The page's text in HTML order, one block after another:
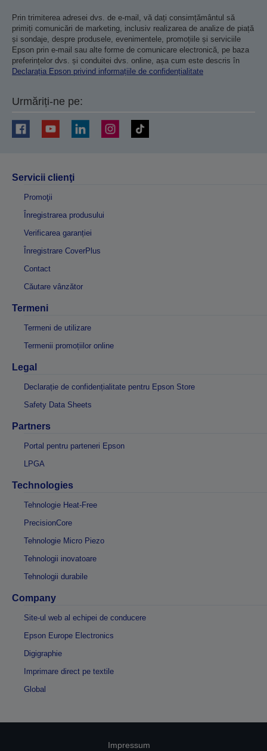
Prin trimiterea adresei dvs. de e-mail, vă dați consimțământul să
primiți comunicări de marketing, inclusiv realizarea de analize de piață
și sondaje, despre produsele, evenimentele, promoțiile și serviciile
Epson prin e-mail sau alte forme de comunicare electronică, pe baza
preferințelor dvs. și conduitei dvs. online, așa cum este descris în
Declarația Epson privind informațiile de confidențialitate
Urmăriți-ne pe:
Servicii clienţi
Promoţii
Înregistrarea produsului
Verificarea garanției
Înregistrare CoverPlus
Contact
Căutare vânzător
Termeni
Termeni de utilizare
Termenii promoțiilor online
Legal
Declarație de confidențialitate pentru Epson Store
Safety Data Sheets
Partners
Portal pentru parteneri Epson
LPGA
Technologies
Tehnologie Heat-Free
PrecisionCore
Tehnologie Micro Piezo
Tehnologii inovatoare
Tehnologii durabile
Company
Site-ul web al echipei de conducere
Epson Europe Electronics
Digigraphie
Imprimare direct pe textile
Global
Impressum